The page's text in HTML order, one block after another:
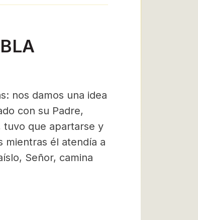
nos damos una idea
con su Padre,
tuvo que apartarse y
mientras él atendía a
Señor, camina